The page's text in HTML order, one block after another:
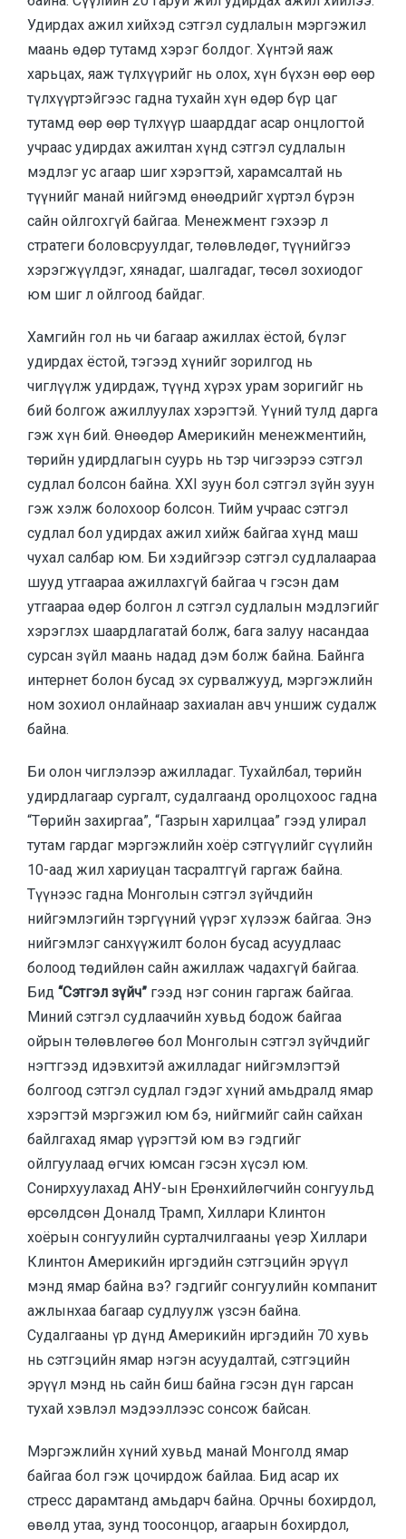
Удирдах ажил хийхэд сэтгэл судлалын мэргэжил
маань өдөр тутамд хэрэг болдог. Хүнтэй яаж
харьцах, яаж түлхүүрийг нь олох, хүн бүхэн өөр өөр
түлхүүртэйгээс гадна тухайн хүн өдөр бүр цаг
тутамд өөр өөр түлхүүр шаарддаг асар онцлогтой
учраас удирдах ажилтан хүнд сэтгэл судлалын
мэдлэг ус агаар шиг хэрэгтэй, харамсалтай нь
түүнийг манай нийгэмд өнөөдрийг хүртэл бүрэн
сайн ойлгохгүй байгаа. Менежмент гэхээр л
стратеги боловсруулдаг, төлөвлөдөг, түүнийгээ
хэрэгжүүлдэг, хянадаг, шалгадаг, төсөл зохиодог
юм шиг л ойлгоод байдаг.
Хамгийн гол нь чи багаар ажиллах ёстой, бүлэг
удирдах ёстой, тэгээд хүнийг зорилгод нь
чиглүүлж удирдаж, түүнд хүрэх урам зоригийг нь
бий болгож ажиллуулах хэрэгтэй. Үүний тулд дарга
гэж хүн бий. Өнөөдөр Америкийн менежментийн,
төрийн удирдлагын суурь нь тэр чигээрээ сэтгэл
судлал болсон байна. XXI зуун бол сэтгэл зүйн зуун
гэж хэлж болохоор болсон. Тийм учраас сэтгэл
судлал бол удирдах ажил хийж байгаа хүнд маш
чухал салбар юм. Би хэдийгээр сэтгэл судлалаараа
шууд утгаараа ажиллахгүй байгаа ч гэсэн дам
утгаараа өдөр болгон л сэтгэл судлалын мэдлэгийг
хэрэглэх шаардлагатай болж, бага залуу насандаа
сурсан зүйл маань надад дэм болж байна. Байнга
интернет болон бусад эх сурвалжууд, мэргэжлийн
ном зохиол онлайнаар захиалан авч уншиж судалж
байна.
Би олон чиглэлээр ажилладаг. Тухайлбал, төрийн
удирдлагаар сургалт, судалгаанд оролцохоос гадна
“Төрийн захиргаа”, “Газрын харилцаа” гээд улирал
тутам гардаг мэргэжлийн хоёр сэтгүүлийг сүүлийн
10-аад жил хариуцан тасралтгүй гаргаж байна.
Түүнээс гадна Монголын сэтгэл зүйчдийн
нийгэмлэгийн тэргүүний үүрэг хүлээж байгаа. Энэ
нийгэмлэг санхүүжилт болон бусад асуудлаас
болоод төдийлөн сайн ажиллаж чадахгүй байгаа.
Бид “Сэтгэл зүйч” гээд нэг сонин гаргаж байгаа.
Миний сэтгэл судлаачийн хувьд бодож байгаа
ойрын төлөвлөгөө бол Монголын сэтгэл зүйчдийг
нэгтгээд идэвхитэй ажилладаг нийгэмлэгтэй
болгоод сэтгэл судлал гэдэг хүний амьдралд ямар
хэрэгтэй мэргэжил юм бэ, нийгмийг сайн сайхан
байлгахад ямар үүрэгтэй юм вэ гэдгийг
ойлгуулаад өгчих юмсан гэсэн хүсэл юм.
Сонирхуулахад АНУ-ын Ерөнхийлөгчийн сонгуульд
өрсөлдсөн Доналд Трамп, Хиллари Клинтон
хоёрын сонгуулийн сурталчилгааны үеэр Хиллари
Клинтон Америкийн иргэдийн сэтгэцийн эрүүл
мэнд ямар байна вэ? гэдгийг сонгуулийн компанит
ажлынхаа багаар судлуулж үзсэн байна.
Судалгааны үр дүнд Америкийн иргэдийн 70 хувь
нь сэтгэцийн ямар нэгэн асуудалтай, сэтгэцийн
эрүүл мэнд нь сайн биш байна гэсэн дүн гарсан
тухай хэвлэл мэдээллээс сонсож байсан.
Мэргэжлийн хүний хувьд манай Монголд ямар
байгаа бол гэж цочирдож байлаа. Бид асар их
стресс дарамтанд амьдарч байна. Орчны бохирдол,
өвөлд утаа, зунд тоосонцор, агаарын бохирдол,